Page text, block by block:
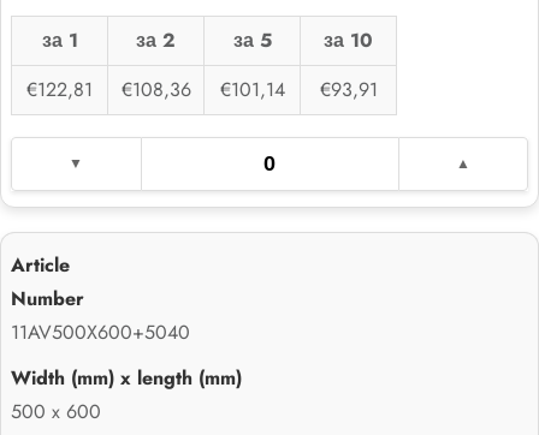
за 1 за 2 за 5
за 10
€122,81
€108,36 €101,14 €93,91
11AV500X600+5040
500 x 600